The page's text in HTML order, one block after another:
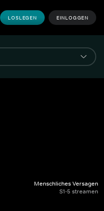
LOSLEGEN EINLOGGEN
Menschliches Versagen
S1-5 streamen